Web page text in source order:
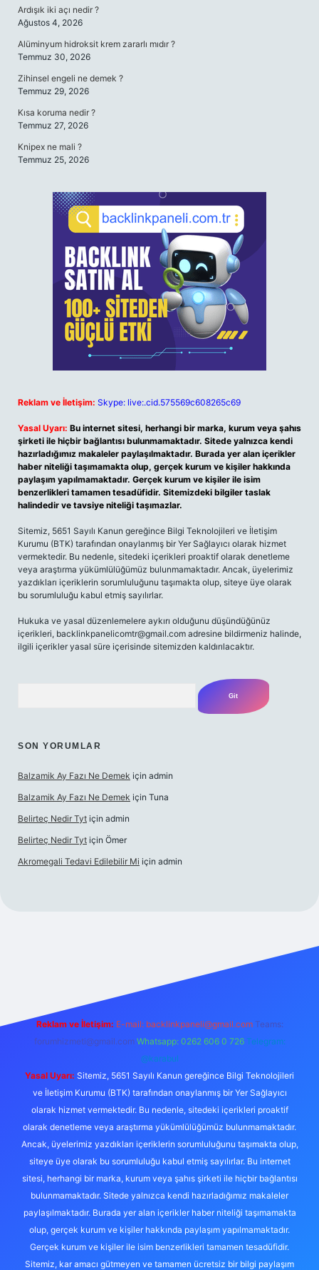
Ardışık iki açı nedir ?
Ağustos 4, 2026
Alüminyum hidroksit krem zararlı mıdır ?
Temmuz 30, 2026
Zihinsel engeli ne demek ?
Temmuz 29, 2026
Kısa koruma nedir ?
Temmuz 27, 2026
Knipex ne mali ?
Temmuz 25, 2026
Reklam ve İletişim: Skype: live:.cid.575569c608265c69
Yasal Uyarı: Bu internet sitesi, herhangi bir marka, kurum veya şahıs
şirketi ile hiçbir bağlantısı bulunmamaktadır. Sitede yalnızca kendi
hazırladığımız makaleler paylaşılmaktadır. Burada yer alan içerikler
haber niteliği taşımamakta olup, gerçek kurum ve kişiler hakkında
paylaşım yapılmamaktadır. Gerçek kurum ve kişiler ile isim
benzerlikleri tamamen tesadüfidir. Sitemizdeki bilgiler taslak
halindedir ve tavsiye niteliği taşımazlar.
Sitemiz, 5651 Sayılı Kanun gereğince Bilgi Teknolojileri ve İletişim
Kurumu (BTK) tarafından onaylanmış bir Yer Sağlayıcı olarak hizmet
vermektedir. Bu nedenle, sitedeki içerikleri proaktif olarak denetleme
veya araştırma yükümlülüğümüz bulunmamaktadır. Ancak, üyelerimiz
yazdıkları içeriklerin sorumluluğunu taşımakta olup, siteye üye olarak
bu sorumluluğu kabul etmiş sayılırlar.
Hukuka ve yasal düzenlemelere aykırı olduğunu düşündüğünüz
içerikleri, backlinkpanelicomtr@gmail.com adresine bildirmeniz halinde,
ilgili içerikler yasal süre içerisinde sitemizden kaldırılacaktır.
SON YORUMLAR
Balzamik Ay Fazı Ne Demek için admin
Balzamik Ay Fazı Ne Demek için Tuna
Belirteç Nedir Tyt için admin
Belirteç Nedir Tyt için Ömer
Akromegali Tedavi Edilebilir Mi için admin
Reklam ve İletişim: E-mail: backlinkpaneli@gmail.com Teams:
forumhizmeti@gmail.com Whatsapp: 0262 606 0 726 Telegram:
@karabul
Yasal Uyarı: Sitemiz, 5651 Sayılı Kanun gereğince Bilgi Teknolojileri
ve İletişim Kurumu (BTK) tarafından onaylanmış bir Yer Sağlayıcı
olarak hizmet vermektedir. Bu nedenle, sitedeki içerikleri proaktif
olarak denetleme veya araştırma yükümlülüğümüz bulunmamaktadır.
Ancak, üyelerimiz yazdıkları içeriklerin sorumluluğunu taşımakta olup,
siteye üye olarak bu sorumluluğu kabul etmiş sayılırlar. Bu internet
sitesi, herhangi bir marka, kurum veya şahıs şirketi ile hiçbir bağlantısı
bulunmamaktadır. Sitede yalnızca kendi hazırladığımız makaleler
paylaşılmaktadır. Burada yer alan içerikler haber niteliği taşımamakta
olup, gerçek kurum ve kişiler hakkında paylaşım yapılmamaktadır.
Gerçek kurum ve kişiler ile isim benzerlikleri tamamen tesadüfidir.
Sitemiz, kar amacı gütmeyen ve tamamen ücretsiz bir bilgi paylaşım